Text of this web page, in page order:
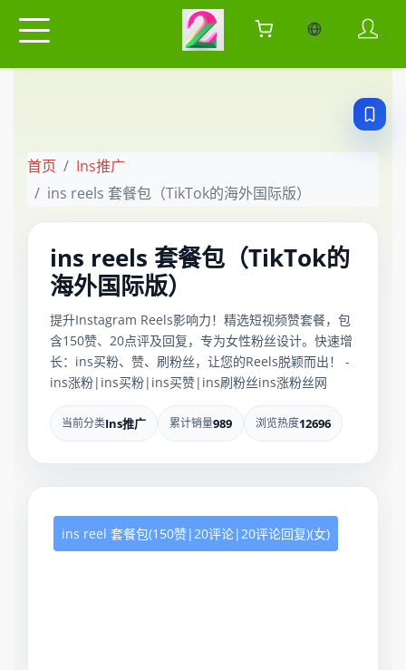
当前语言：中
首页
Ins推广
ins reels 套餐包（TikTok的海外国际版）
ins reels 套餐包（TikTok的
海外国际版）
提升Instagram Reels影响力！精选短视频赞套餐，包
含150赞、20点评及回复，专为女性粉丝设计。快速增
长：ins买粉、赞、刷粉丝，让您的Reels脱颖而出！ -
ins涨粉|ins买粉|ins买赞|ins刷粉丝ins涨粉丝网
当前分类Ins推广 累计销量989 浏览热度12696
ins reel 套餐包(150赞|20评论|20评论回复)(女)